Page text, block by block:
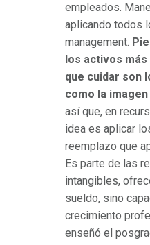
empleados.
aplicando todos
management.
los activos
que cuidar son
como la
así que, en
idea es aplicar
reemplazo que
Es parte de las
intangibles,
sueldo, sino
crecimiento
enseñó el